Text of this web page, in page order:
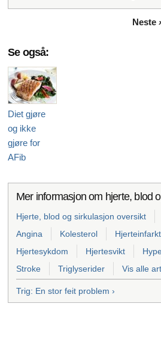
Neste
Se også:
Diet gjøre
og ikke
gjøre for
AFib
Mer informasjon om hjerte, blod
Hjerte, blod og sirkulasjon oversikt
Angina
Kolesterol
Hjerteinfarkt
Hjertesykdom
Hjertesvikt
Stroke
Triglyserider Vis alle
Trig: En stor feit problem ›